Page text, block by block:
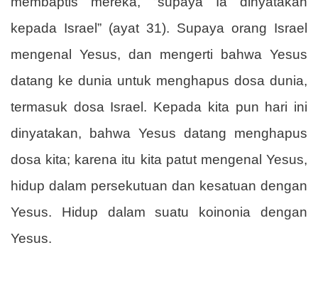
kepada Israel” (ayat 31). Supaya orang Israel
mengenal Yesus, dan mengerti bahwa Yesus
datang ke dunia untuk menghapus dosa dunia,
termasuk dosa Israel. Kepada kita pun hari ini
dinyatakan, bahwa Yesus datang menghapus
dosa kita; karena itu kita patut mengenal Yesus,
hidup dalam persekutuan dan kesatuan dengan
Yesus. Hidup dalam suatu koinonia dengan
Yesus.